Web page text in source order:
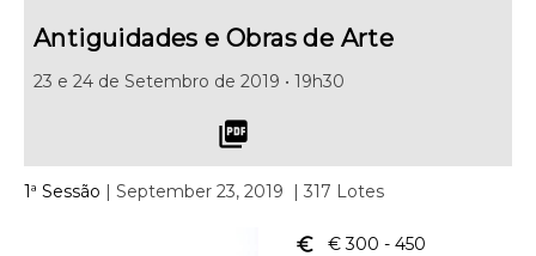
Antiguidades e Obras de Arte
23 e 24 de Setembro de 2019 • 19h30
picture_as_pdf
1ª Sessão | September 23, 2019 | 317 Lotes
euro_symbol € 300 - 450